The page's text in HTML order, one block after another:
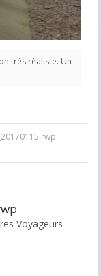
très réaliste. Un
Voyageurs